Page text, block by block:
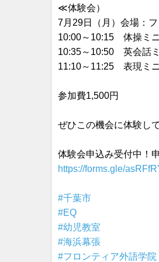
≪体験会）
7月29日（月）会場：
10:00～10:15 体操ミ
10:35～10:50 英会話
11:10～11:25 表現ミ
参加費1,500円
ぜひこの機会に体験し
体験会申込み受付中！
https://forms.gle/
#千葉市
#EQ
#幼児教室
#海浜幕張
#フロンティア外語学院